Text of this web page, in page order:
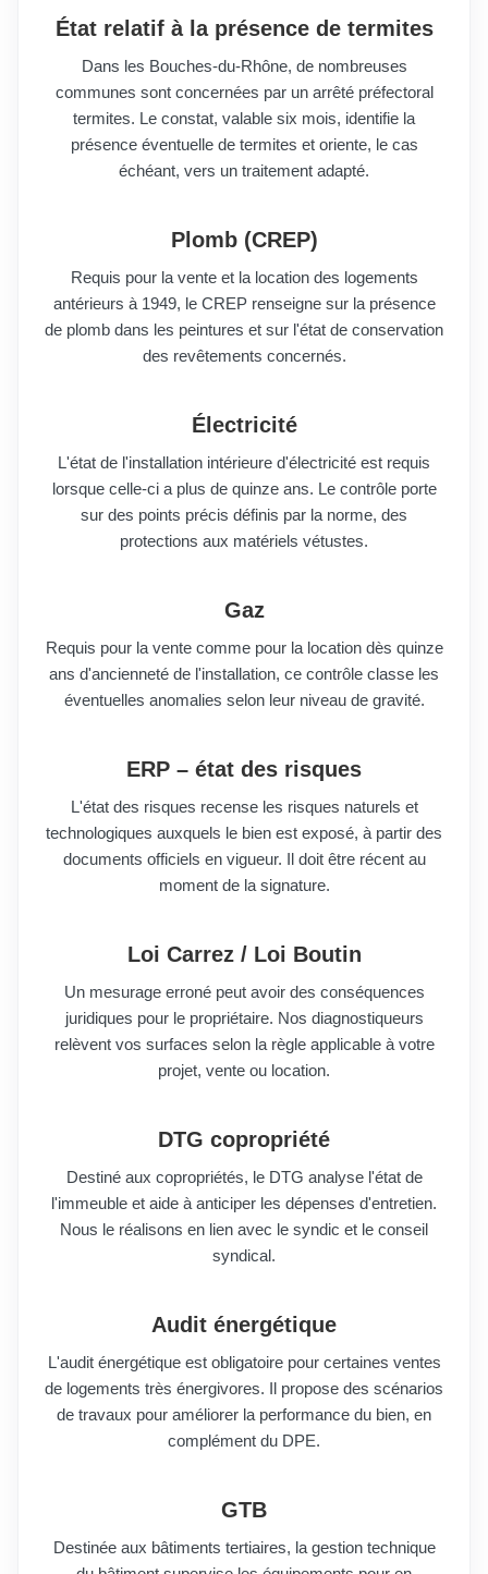
État relatif à la présence de termites
Dans les Bouches-du-Rhône, de nombreuses
communes sont concernées par un arrêté préfectoral
termites. Le constat, valable six mois, identifie la
présence éventuelle de termites et oriente, le cas
échéant, vers un traitement adapté.
Plomb (CREP)
Requis pour la vente et la location des logements
antérieurs à 1949, le CREP renseigne sur la présence
de plomb dans les peintures et sur l'état de conservation
des revêtements concernés.
Électricité
L'état de l'installation intérieure d'électricité est requis
lorsque celle-ci a plus de quinze ans. Le contrôle porte
sur des points précis définis par la norme, des
protections aux matériels vétustes.
Gaz
Requis pour la vente comme pour la location dès quinze
ans d'ancienneté de l'installation, ce contrôle classe les
éventuelles anomalies selon leur niveau de gravité.
ERP – état des risques
L'état des risques recense les risques naturels et
technologiques auxquels le bien est exposé, à partir des
documents officiels en vigueur. Il doit être récent au
moment de la signature.
Loi Carrez / Loi Boutin
Un mesurage erroné peut avoir des conséquences
juridiques pour le propriétaire. Nos diagnostiqueurs
relèvent vos surfaces selon la règle applicable à votre
projet, vente ou location.
DTG copropriété
Destiné aux copropriétés, le DTG analyse l'état de
l'immeuble et aide à anticiper les dépenses d'entretien.
Nous le réalisons en lien avec le syndic et le conseil
syndical.
Audit énergétique
L'audit énergétique est obligatoire pour certaines ventes
de logements très énergivores. Il propose des scénarios
de travaux pour améliorer la performance du bien, en
complément du DPE.
GTB
Destinée aux bâtiments tertiaires, la gestion technique